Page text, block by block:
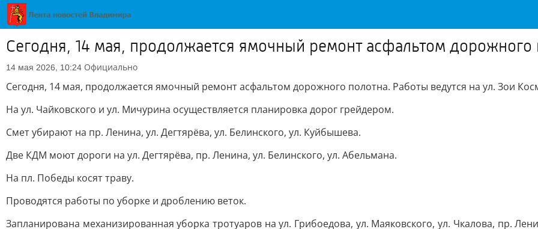
Сегодня, 14 мая, продолжается ямочный ремонт асфальтом дорожного
14 мая 2026, 10:24 Официально
Сегодня, 14 мая, продолжается ямочный ремонт асфальтом дорожного полотна. Работы ведутся на ул. Зои
На ул. Чайковского и ул. Мичурина осуществляется планировка дорог грейдером.
Смет убирают на пр. Ленина, ул. Дегтярёва, ул. Белинского, ул. Куйбышева.
Две КДМ моют дороги на ул. Дегтярёва, пр. Ленина, ул. Белинского, ул. Абельмана.
На пл. Победы косят траву.
Проводятся работы по уборке и дроблению веток.
Запланирована механизированная уборка тротуаров на ул. Грибоедова, ул. Маяковского, ул. Чкалова, пр.